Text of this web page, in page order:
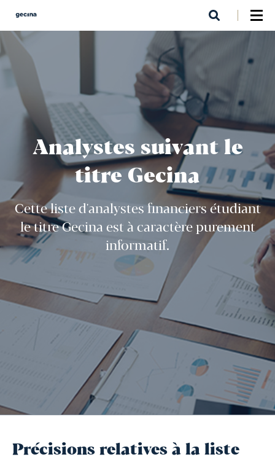
contenu
Analystes suivant le
titre Gecina
Cette liste d'analystes financiers étudiant
le titre Gecina est à caractère purement
informatif.
Précisions relatives à la liste